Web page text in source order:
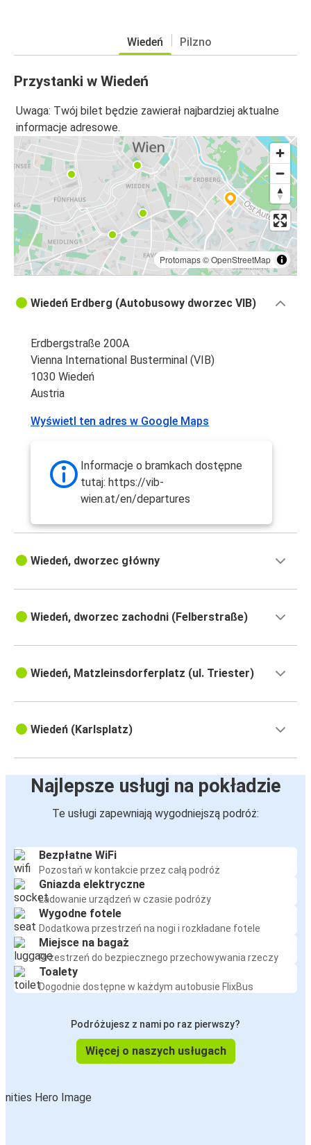
Wiedeń Pilzno
Przystanki w Wiedeń
Uwaga: Twój bilet będzie zawierał najbardziej aktualne
informacje adresowe.
Protomaps©OpenStreetMap
Wiedeń Erdberg (Autobusowy dworzec VIB)
Erdbergstraße 200A
Vienna International Busterminal (VIB)
1030 Wiedeń
Austria
Wyświetl ten adres w Google Maps
Informacje o bramkach dostępne
tutaj: https://vib-
wien.at/en/departures
Wiedeń, dworzec główny
Wiedeń, dworzec zachodni (Felberstraße)
Wiedeń, Matzleinsdorferplatz (ul. Triester)
Wiedeń (Karlsplatz)
Najlepsze usługi na pokładzie
Te usługi zapewniają wygodniejszą podróż:
Bezpłatne WiFi
Pozostań w kontakcie przez całą podróż
Gniazda elektryczne
Ładowanie urządzeń w czasie podróży
Wygodne fotele
Dodatkowa przestrzeń na nogi i rozkładane fotele
Miejsce na bagaż
Przestrzeń do bezpiecznego przechowywania rzeczy
Toalety
Dogodnie dostępne w każdym autobusie FlixBus
Podróżujesz z nami po raz pierwszy?
Więcej o naszych usługach